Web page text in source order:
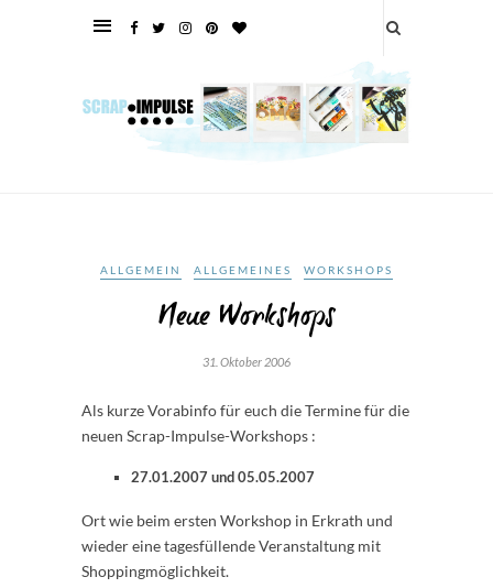
ALLGEMEIN ALLGEMEINES WORKSHOPS
Neue Workshops
31. Oktober 2006
Als kurze Vorabinfo für euch die Termine für die
neuen Scrap-Impulse-Workshops :
27.01.2007 und 05.05.2007
Ort wie beim ersten Workshop in Erkrath und
wieder eine tagesfüllende Veranstaltung mit
Shoppingmöglichkeit.